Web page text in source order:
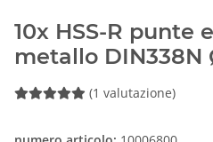
10x HSS-R punte
metallo DIN338N
(1 valutazione)